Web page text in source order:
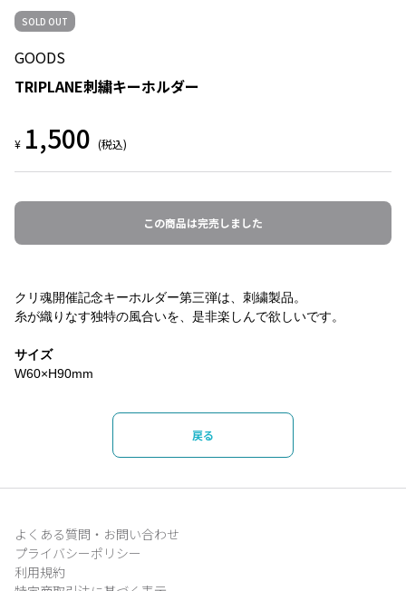
SOLD OUT
GOODS
TRIPLANE刺繍キーホルダー
¥ 1,500 (税込)
この商品は完売しました
クリ魂開催記念キーホルダー第三弾は、刺繍製品。
糸が織りなす独特の風合いを、是非楽しんで欲しいです。
サイズ
W60×H90mm
戻る
よくある質問・お問い合わせ
プライバシーポリシー
利用規約